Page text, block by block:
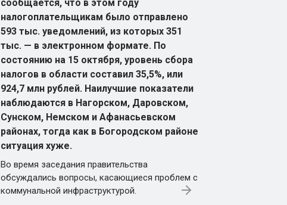
сообщается, что в этом году
налогоплательщикам было отправлено
593 тыс. уведомлений, из которых 351
тыс. — в электронном формате. По
состоянию на 15 октября, уровень сбора
налогов в области составил 35,5%, или
924,7 млн рублей. Наилучшие показатели
наблюдаются в Нагорском, Даровском,
Сунском, Немском и Афанасьевском
районах, тогда как в Богородском районе
ситуация хуже.
Во время заседания правительства
обсуждались вопросы, касающиеся проблем с
коммунальной инфраструктурой.